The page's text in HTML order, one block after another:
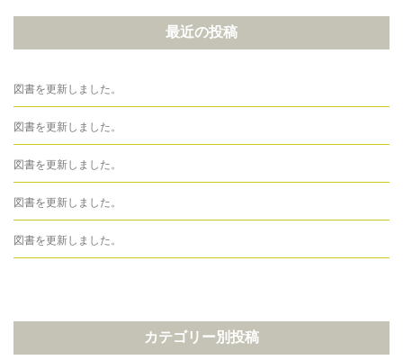
最近の投稿
図書を更新しました。
図書を更新しました。
図書を更新しました。
図書を更新しました。
図書を更新しました。
カテゴリー別投稿